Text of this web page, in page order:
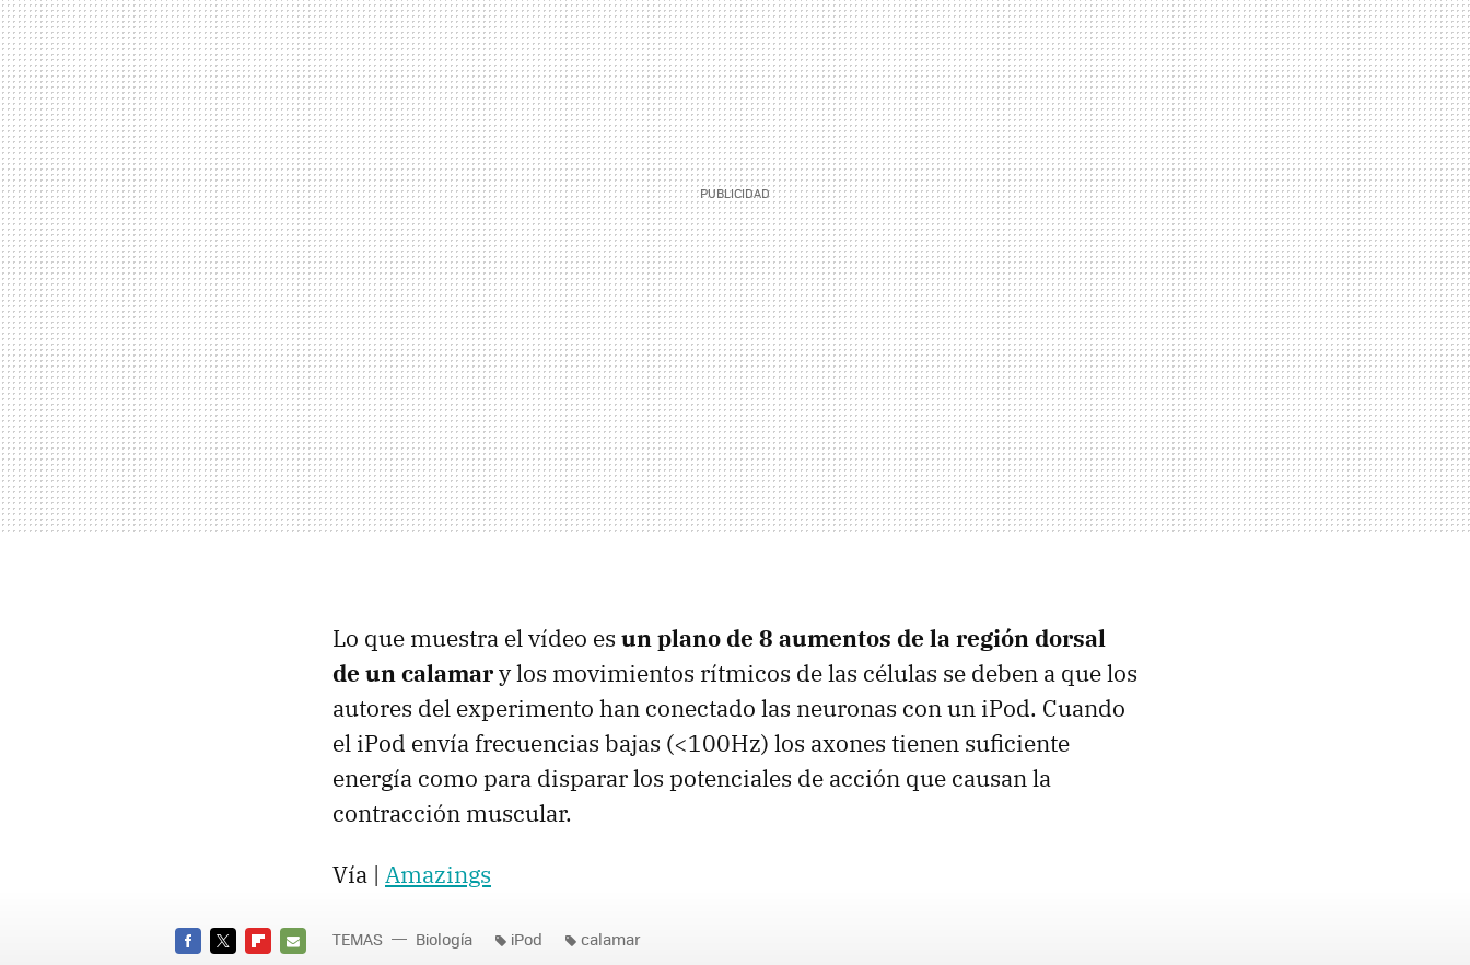
Lo que muestra el vídeo es un plano de 8 aumentos de la región dorsal
de un calamary los movimientos rítmicos de las células se deben a que los
autores del experimento han conectado las neuronas con un iPod. Cuando
el iPod envía frecuencias bajas (<100Hz) los axones tienen suficiente
energía como para disparar los potenciales de acción que causan la
contracción muscular.
Vía | Amazings
TEMAS Biología iPod calamar